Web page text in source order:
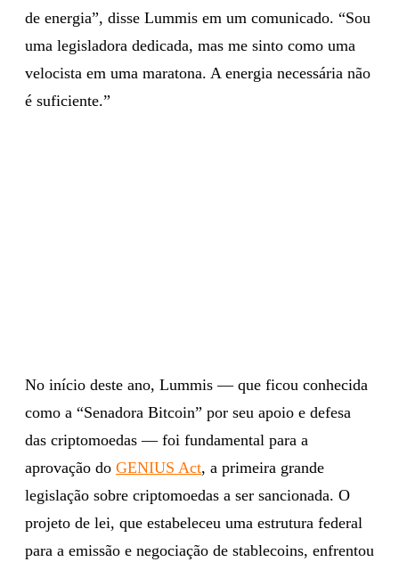
de energia”, disse Lummis em um comunicado. “Sou
uma legisladora dedicada, mas me sinto como uma
velocista em uma maratona. A energia necessária não
é suficiente.”
No início deste ano, Lummis — que ficou conhecida
como a “Senadora Bitcoin” por seu apoio e defesa
das criptomoedas — foi fundamental para a
aprovação do GENIUS Act, a primeira grande
legislação sobre criptomoedas a ser sancionada. O
projeto de lei, que estabeleceu uma estrutura federal
para a emissão e negociação de stablecoins, enfrentou